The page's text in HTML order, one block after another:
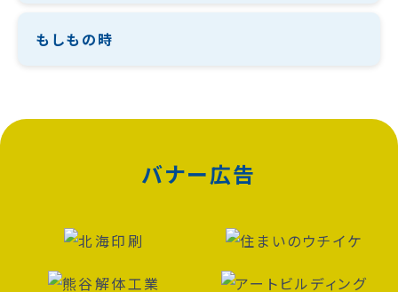
もしもの時
バナー広告